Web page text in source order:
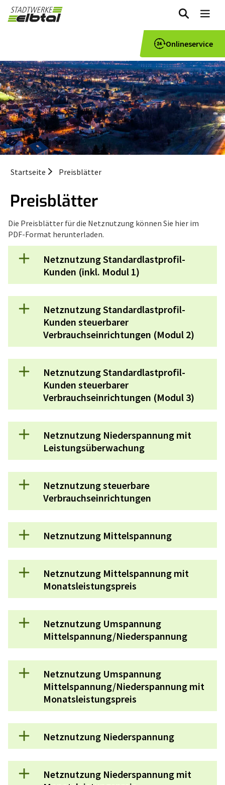
zum
Inhalt
Onlineservice
Startseite Preisblätter
Preisblätter
Die Preisblätter für die Netznutzung können Sie hier im
PDF-Format herunterladen.
Netznutzung Standardlastprofil-
Kunden (inkl. Modul 1)
Netznutzung Standardlastprofil-
Kunden steuerbarer
Verbrauchseinrichtungen (Modul 2)
Netznutzung Standardlastprofil-
Kunden steuerbarer
Verbrauchseinrichtungen (Modul 3)
Netznutzung Niederspannung mit
Leistungsüberwachung
Netznutzung steuerbare
Verbrauchseinrichtungen
Netznutzung Mittelspannung
Netznutzung Mittelspannung mit
Monatsleistungspreis
Netznutzung Umspannung
Mittelspannung/Niederspannung
Netznutzung Umspannung
Mittelspannung/Niederspannung mit
Monatsleistungspreis
Netznutzung Niederspannung
Netznutzung Niederspannung mit